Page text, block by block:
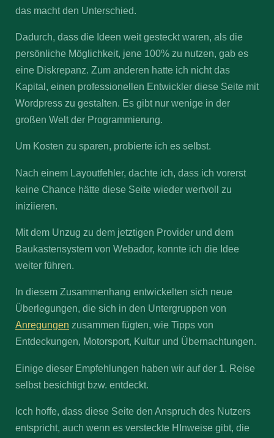
das macht den Unterschied.
Dadurch, dass die Ideen weit gesteckt waren, als die
persönliche Möglichkeit, jene 100% zu nutzen, gab es
eine Diskrepanz. Zum anderen hatte ich nicht das
Kapital, einen professionellen Entwickler diese Seite mit
Wordpress zu gestalten. Es gibt nur wenige in der
großen Welt der Programmierung.
Um Kosten zu sparen, probierte ich es selbst.
Nach einem Layoutfehler, dachte ich, dass ich vorerst
keine Chance hätte diese Seite wieder wertvoll zu
iniziieren.
Mit dem Unzug zu dem jetztigen Provider und dem
Baukastensystem von Webador, konnte ich die Idee
weiter führen.
In diesem Zusammenhang entwickelten sich neue
Überlegungen, die sich in den Untergruppen von
Anregungen zusammen fügten, wie Tipps von
Entdeckungen, Motorsport, Kultur und Übernachtungen.
Einige dieser Empfehlungen haben wir auf der 1. Reise
selbst besichtigt bzw. entdeckt.
Icch hoffe, dass diese Seite den Anspruch des Nutzers
entspricht, auch wenn es versteckte HInweise gibt, die